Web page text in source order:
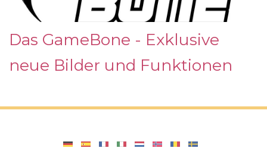
Das GameBone - Exklusive
neue Bilder und Funktionen